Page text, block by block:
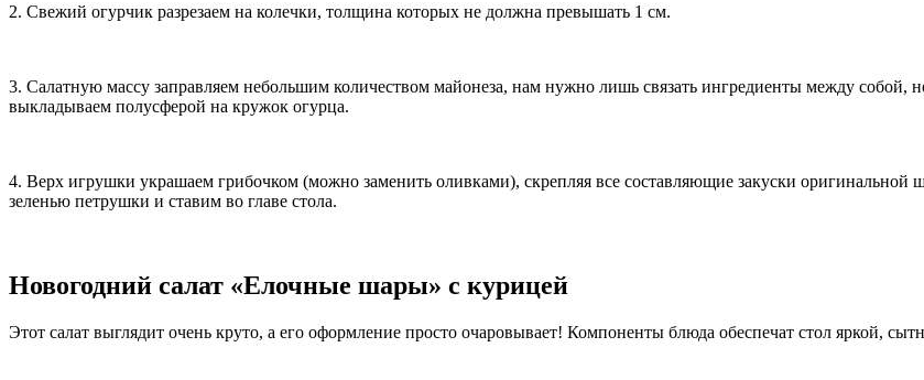
2. Свежий огурчик разрезаем на колечки, толщина которых не должна превышать 1 см.
3. Салатную массу заправляем небольшим количеством майонеза, нам нужно лишь связать ингредиенты между собой,
выкладываем полусферой на кружок огурца.
4. Верх игрушки украшаем грибочком (можно заменить оливками), скрепляя все составляющие закуски
зеленью петрушки и ставим во главе стола.
Новогодний салат «Елочные шары» с курицей
Этот салат выглядит очень круто, а его оформление просто очаровывает! Компоненты блюда обеспечат стол яркой,